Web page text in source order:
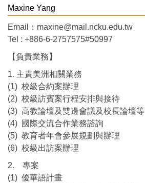
Maxine Yang
Email：maxine@mail.ncku.edu.tw
Tel : +886-6-2757575#50997
【負責業務】
1. 主責美洲相關業務
(1) 校級合約案辦理
(2) 校級訪賓案行程安排與接待
(3) 高教論壇及雙邊會議及校長論壇等
(4) 國際交流合作業務諮詢
(5) 教育者年會參展規劃與辦理
(6) 校級出訪案辦理
2. 專案
(1) 優華語計畫